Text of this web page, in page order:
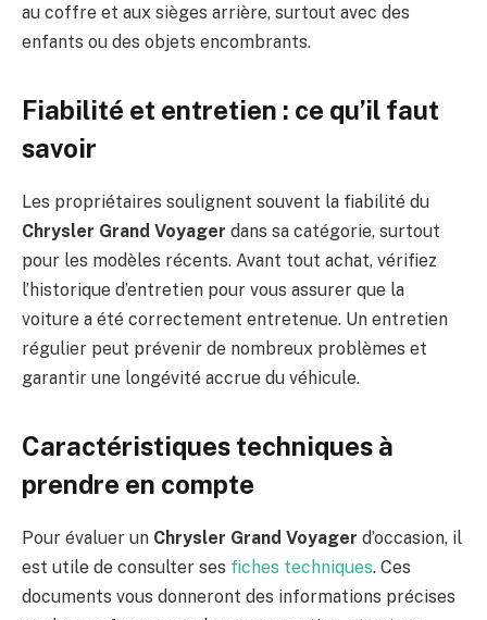
au coffre et aux sièges arrière, surtout avec des
enfants ou des objets encombrants.
Fiabilité et entretien : ce qu’il faut
savoir
Les propriétaires soulignent souvent la fiabilité du
Chrysler Grand Voyager dans sa catégorie, surtout
pour les modèles récents. Avant tout achat, vérifiez
l’historique d’entretien pour vous assurer que la
voiture a été correctement entretenue. Un entretien
régulier peut prévenir de nombreux problèmes et
garantir une longévité accrue du véhicule.
Caractéristiques techniques à
prendre en compte
Pour évaluer un Chrysler Grand Voyager d’occasion, il
est utile de consulter ses fiches techniques. Ces
documents vous donneront des informations précises